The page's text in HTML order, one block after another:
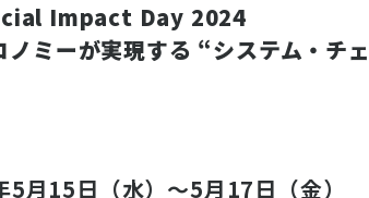
Impact Day 2024
ノミーが実現する “システム・チ
月15日（水）〜5月17日（金）